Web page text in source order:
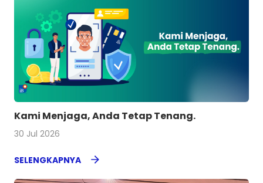
Kami Menjaga, Anda Tetap Tenang.
30 Jul 2026
SELENGKAPNYA